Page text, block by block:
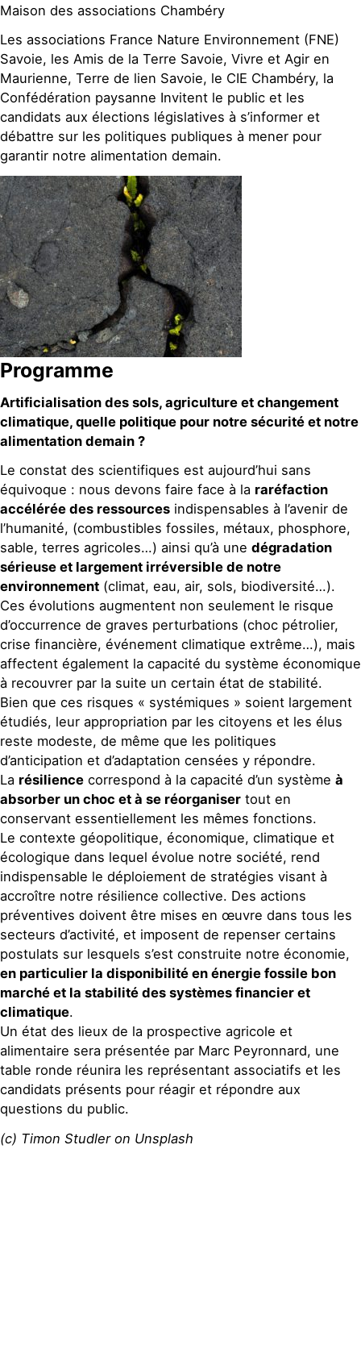
Maison des associations Chambéry
Les associations France Nature Environnement (FNE)
Savoie, les Amis de la Terre Savoie, Vivre et Agir en
Maurienne, Terre de lien Savoie, le CIE Chambéry, la
Confédération paysanne Invitent le public et les
candidats aux élections législatives à s’informer et
débattre sur les politiques publiques à mener pour
garantir notre alimentation demain.
Programme
Artificialisation des sols, agriculture et changement
climatique, quelle politique pour notre sécurité et notre
alimentation demain ?
Le constat des scientifiques est aujourd’hui sans
équivoque : nous devons faire face à la raréfaction
accélérée des ressources indispensables à l’avenir de
l’humanité, (combustibles fossiles, métaux, phosphore,
sable, terres agricoles…) ainsi qu’à une dégradation
sérieuse et largement irréversible de notre
environnement (climat, eau, air, sols, biodiversité…).
Ces évolutions augmentent non seulement le risque
d’occurrence de graves perturbations (choc pétrolier,
crise financière, événement climatique extrême…), mais
affectent également la capacité du système économique
à recouvrer par la suite un certain état de stabilité.
Bien que ces risques « systémiques » soient largement
étudiés, leur appropriation par les citoyens et les élus
reste modeste, de même que les politiques
d’anticipation et d’adaptation censées y répondre.
La résilience correspond à la capacité d’un système à
absorber un choc et à se réorganiser tout en
conservant essentiellement les mêmes fonctions.
Le contexte géopolitique, économique, climatique et
écologique dans lequel évolue notre société, rend
indispensable le déploiement de stratégies visant à
accroître notre résilience collective. Des actions
préventives doivent être mises en œuvre dans tous les
secteurs d’activité, et imposent de repenser certains
postulats sur lesquels s’est construite notre économie,
en particulier la disponibilité en énergie fossile bon
marché et la stabilité des systèmes financier et
climatique.
Un état des lieux de la prospective agricole et
alimentaire sera présentée par Marc Peyronnard, une
table ronde réunira les représentant associatifs et les
candidats présents pour réagir et répondre aux
questions du public.
(c) Timon Studler on Unsplash